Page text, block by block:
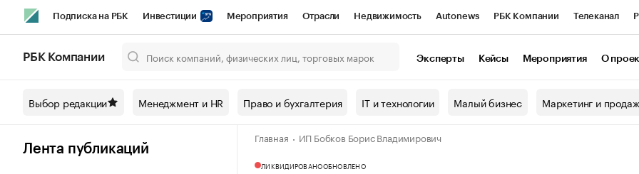
Подписка на РБК Инвестиции Мероприятия Отрасли Недвижимость Autonews РБК Компании Телеканал
Спецпроекты СПб Конференции СПб Спецпроекты Проверка контрагентов
Технологии и медиа Рынок наличной валюты
РБК Компании Эксперты Кейсы Мероприятия О
Выбор редакции Менеджмент и HR Право и бухгалтерия IT и технологии Малый бизнес Маркетинг и
Лента публикаций
Главная ИП Бобков Борис Владимирович
ЛИКВИДИРОВАНООБНОВЛЕНО